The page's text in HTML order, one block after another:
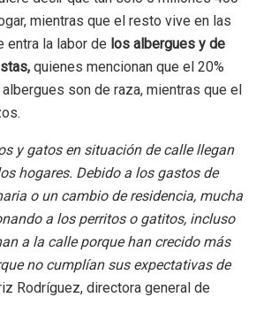
mientras que el resto vive en las
entra la labor de los albergues y de
quienes mencionan que el 20%
son de raza, mientras que el
y gatos en situación de calle llegan
hogares. Debido a los gastos de
o un cambio de residencia, mucha
a los perritos o gatitos, incluso
a la calle porque han crecido más
no cumplían sus expectativas de
Rodríguez, directora general de